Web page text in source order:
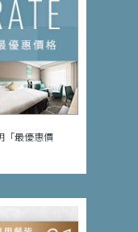
「最優惠價